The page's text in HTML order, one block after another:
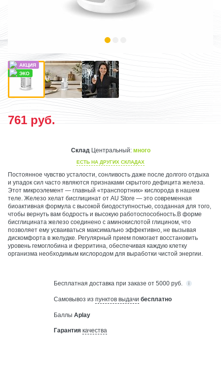
Постоянное чувство усталости, сонливость даже после долгого отдыха
и упадок сил часто являются признаками скрытого дефицита железа.
Этот микроэлемент — главный «транспортник» кислорода в нашем
теле. Железо хелат бисглицинат от AU Store — это современная
биоактивная формула с высокой биодоступностью, созданная для того,
чтобы вернуть вам бодрость и высокую работоспособность.В форме
бисглицината железо соединено с аминокислотой глицином, что
позволяет ему усваиваться максимально эффективно, не вызывая
дискомфорта в желудке. Регулярный прием помогает восстановить
уровень гемоглобина и ферритина, обеспечивая каждую клетку
организма необходимым кислородом для выработки чистой энергии.
761 руб.
СкладЦентральный: много
ЕСТЬ НА ДРУГИХ СКЛАДАХ
Бесплатная доставка при заказе от 5000 руб.
Самовывоз из пунктов выдачи бесплатно
Баллы Aplay
Гарантия качества